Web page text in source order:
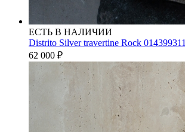
ЕСТЬ В НАЛИЧИИ
Distrito Silver travertine Rock 014399311
62 000 ₽